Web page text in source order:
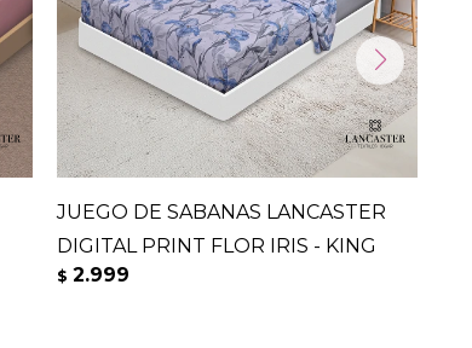
JUEGO DE SABANAS LANCASTER
DIGITAL PRINT FLOR IRIS - KING
$ 2.999